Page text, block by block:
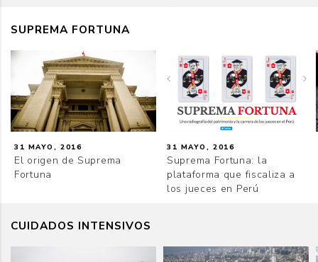
SUPREMA FORTUNA
31 MAYO, 2016
El origen de Suprema
Fortuna
31 MAYO, 2016
Suprema Fortuna: la
plataforma que fiscaliza a
los jueces en Perú
CUIDADOS INTENSIVOS